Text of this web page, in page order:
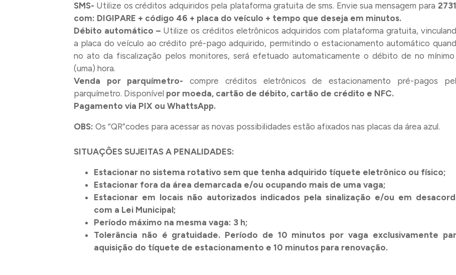
SMS- Utilize os créditos adquiridos pela plataforma gratuita de sms. Envie sua mensagem para
com: DIGIPARE + código 46 + placa do veículo + tempo que deseja em minutos.
Débito automático – Utilize os créditos eletrônicos adquiridos com plataforma gratuita,
a placa do veículo ao crédito pré-pago adquirido, permitindo o estacionamento automático
no ato da fiscalização pelos monitores, será efetuado automaticamente o débito de no mínimo
(uma) hora.
Venda por parquímetro-compre créditos eletrônicos de estacionamento pré-pagos
parquímetro. Disponível por moeda, cartão de débito, cartão de crédito e NFC.
Pagamento via PIX ou WhattsApp.
OBS: Os “QR”codes para acessar as novas possibilidades estão afixados nas placas da área azul.
SITUAÇÕES SUJEITAS A PENALIDADES:
Estacionar no sistema rotativo sem que tenha adquirido tíquete eletrônico ou físico;
Estacionar fora da área demarcada e/ou ocupando mais de uma vaga;
Estacionar em locais não autorizados indicados pela sinalização e/ou em
com a Lei Municipal;
Período máximo na mesma vaga: 3 h;
Tolerância não é gratuidade. Período de 10 minutos por vaga exclusivamente
aquisição do tíquete de estacionamento e 10 minutos para renovação.